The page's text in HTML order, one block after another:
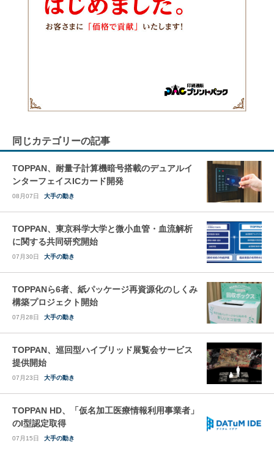
同じカテゴリーの記事
TOPPAN、耐量子計算機暗号搭載のデュアルイ
ンターフェイスICカード開発
08月07日 大手の動き
TOPPAN、東京科学大学と微小血管・血流解析
に関する共同研究開始
07月30日 大手の動き
TOPPANら6者、紙パッケージ再資源化のしくみ
構築プロジェクト開始
07月28日 大手の動き
TOPPAN、巡回型ハイブリッド展覧会サービス
提供開始
07月23日 大手の動き
TOPPAN HD、「仮名加工医療情報利用事業者」
のI型認定取得
07月15日 大手の動き